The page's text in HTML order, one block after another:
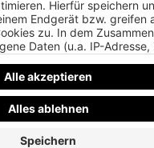
AGBsJobsKontakt